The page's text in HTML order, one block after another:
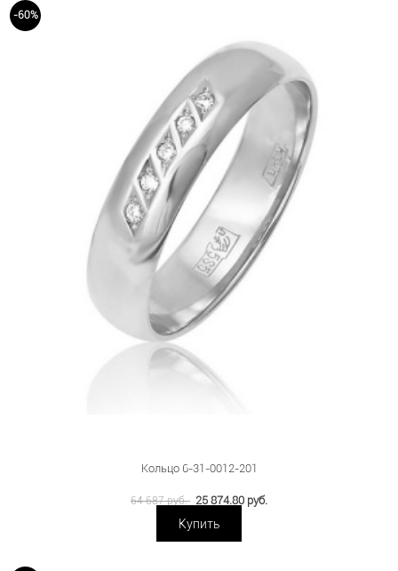
-60%
Кольцо 6-31-0012-201
64 687 руб. 25 874.80 руб.
Купить